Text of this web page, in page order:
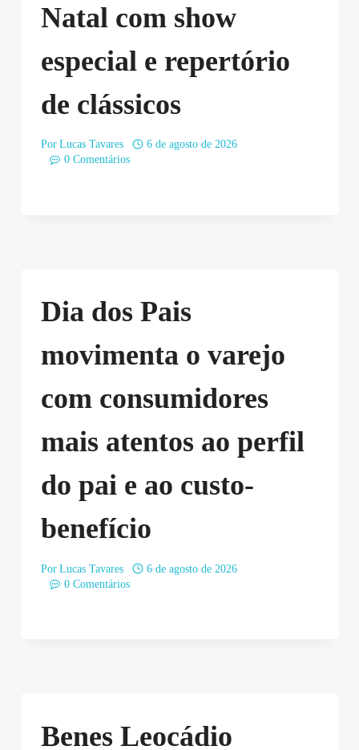
Natal com show
especial e repertório
de clássicos
Por Lucas Tavares
6 de agosto de 2026
0 Comentários
Dia dos Pais
movimenta o varejo
com consumidores
mais atentos ao perfil
do pai e ao custo-
benefício
Por Lucas Tavares
6 de agosto de 2026
0 Comentários
Benes Leocádio